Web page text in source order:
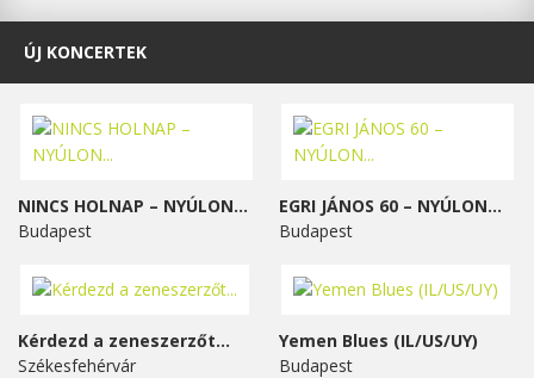
ÚJ KONCERTEK
NINCS HOLNAP – NYÚLON...
Budapest
EGRI JÁNOS 60 – NYÚLON...
Budapest
Kérdezd a zeneszerzőt...
Székesfehérvár
Yemen Blues (IL/US/UY)
Budapest